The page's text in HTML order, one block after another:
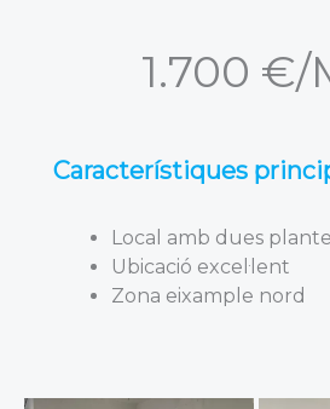
1.700 €/
Característiques
Local amb dues
Ubicació excel·lent
Zona eixample nord